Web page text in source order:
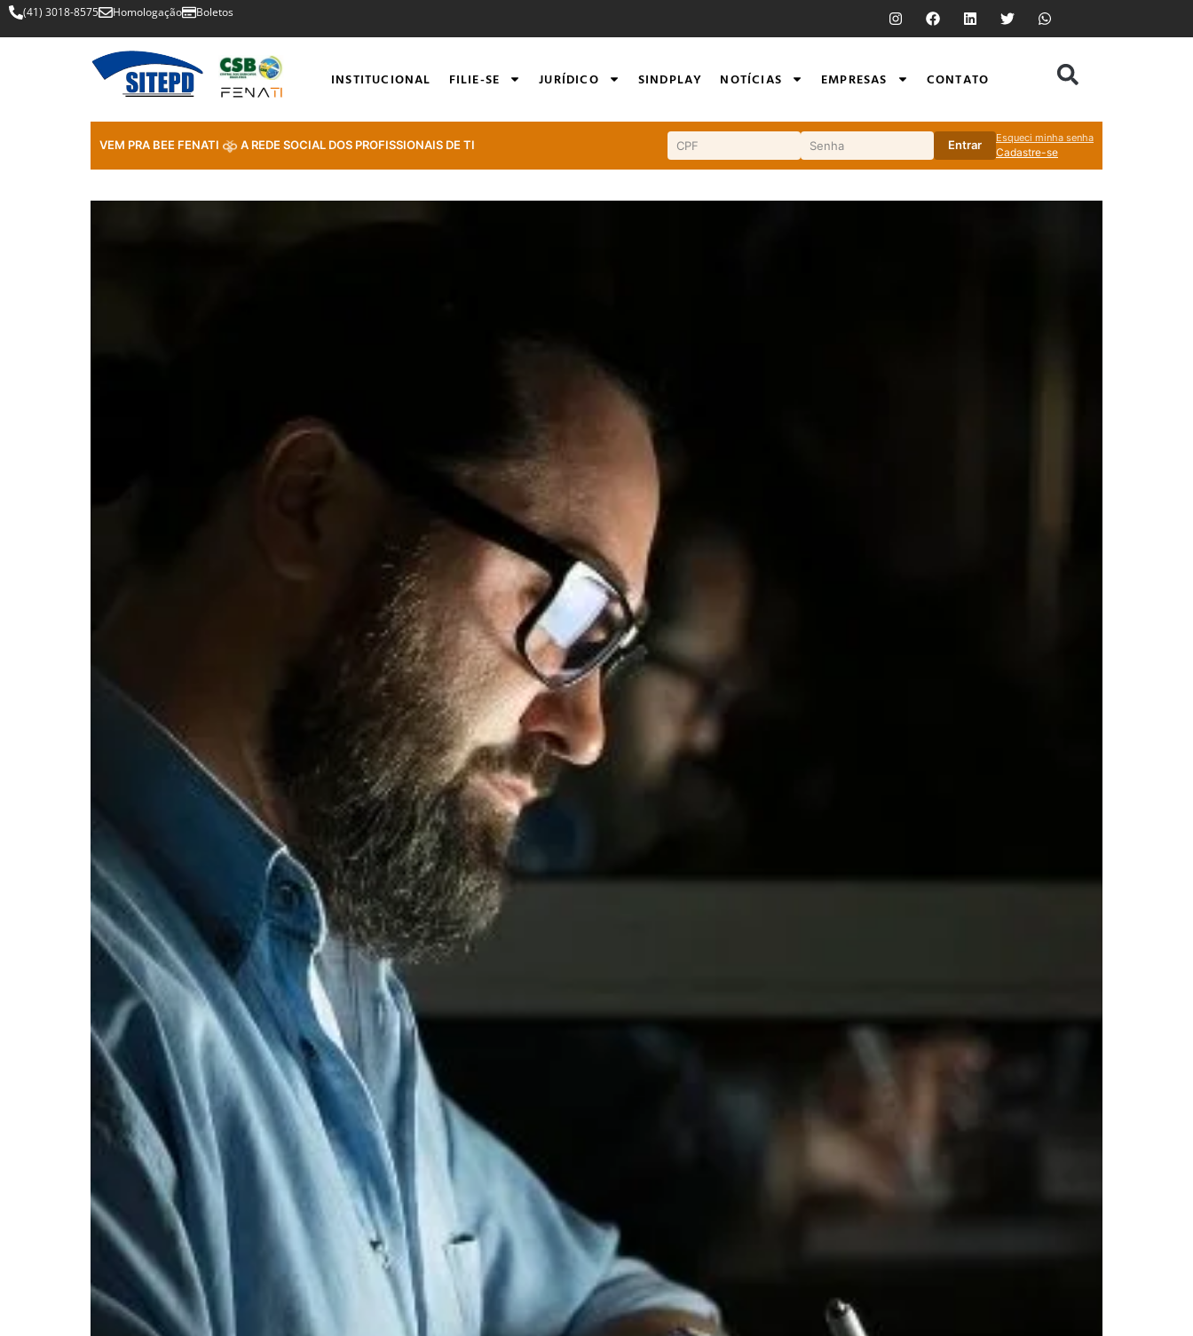
(41) 3018-8575 Homologação Boletos
INSTITUCIONAL FILIE-SE JURÍDICO SINDPLAY NOTÍCIAS EMPRESAS CONTATO
VEM PRA BEE FENATI A REDE SOCIAL DOS PROFISSIONAIS DE TI Entrar
Esqueci minha senha
Cadastre-se